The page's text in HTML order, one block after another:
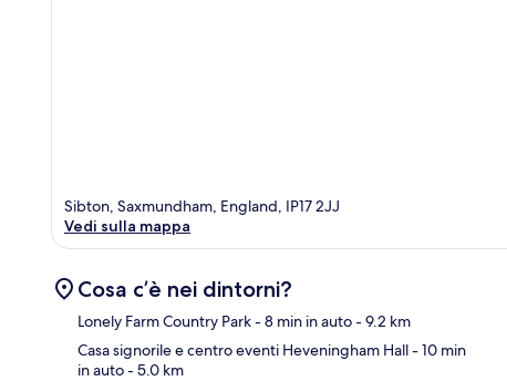
Sibton, Saxmundham, England, IP17 2JJ
Vedi sulla mappa
Cosa c’è nei dintorni?
Lonely Farm Country Park- 8 min in auto- 9.2 km
Casa signorile e centro eventi Heveningham Hall- 10 min
in auto- 5.0 km